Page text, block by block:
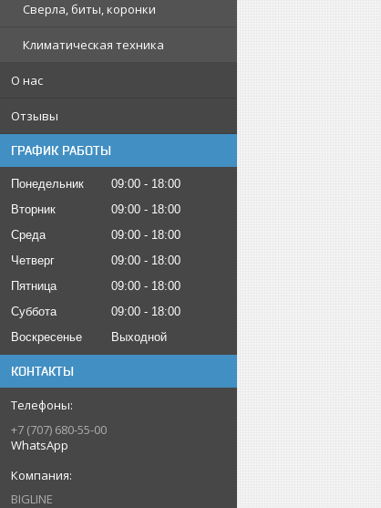
Сверла, биты, коронки
Климатическая техника
О нас
Отзывы
ГРАФИК РАБОТЫ
Понедельник 09:00
18:00
Вторник
09:00
18:00
Среда
09:00
18:00
Четверг
09:00
18:00
Пятница
09:00
18:00
Суббота
09:00
18:00
Воскресенье
Выходной
КОНТАКТЫ
+7 (707) 680-55-00
WhatsApp
BIGLINE